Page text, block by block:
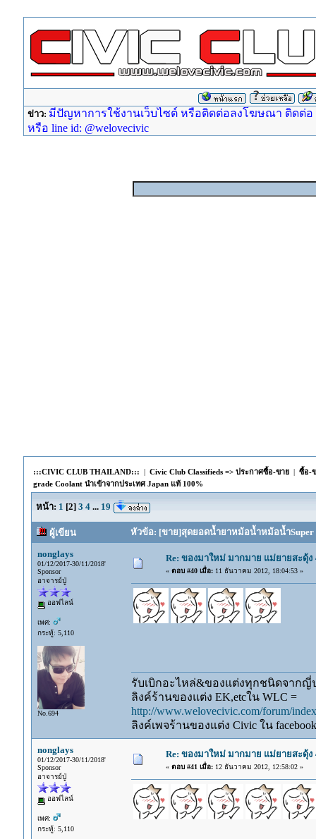
ข่าว: มีปัญหาการใช้งานเว็บไซต์ หรือติดต่อลงโฆษณา ติดต่อ
หรือ line id: @welovecivic
:::CIVIC CLUB THAILAND::: | Civic Club Classifieds => ประกาศซื้อ-ขาย| ซื้อ-
grade Coolant นำเข้าจากประเทศ Japan แท้ 100%
หน้า: 1 [2] 3 4 ... 19
ผู้เขียน หัวข้อ: [ขาย]สุดยอดน้ำยาหม้อน้ำหม้อน้ำSuper
nonglays
01/12/2017-30/11/2018'
Sponsor
อาจารย์ปู่
ออฟไลน์
เพศ:
กระทู้: 5,110
No.694
Re: ของมาใหม่ มากมาย แม่ยายสะดุ้ง
« ตอบ #40 เมื่อ:11 ธันวาคม 2012, 18:04:53 »
รับเบิกอะไหล่&ของแต่งทุกชนิดจากญี่
ลิงค์ร้านของแต่ง EK,etcใน WLC =
http://www.welovecivic.com/forum/
ลิงค์เพจร้านของแต่ง Civic ใน
nonglays
01/12/2017-30/11/2018'
Sponsor
อาจารย์ปู่
ออฟไลน์
เพศ:
กระทู้: 5,110
Re: ของมาใหม่ มากมาย แม่ยายสะดุ้ง
« ตอบ #41 เมื่อ:12 ธันวาคม 2012, 12:58:02 »